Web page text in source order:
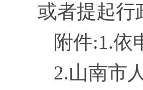
或者提起行
附件:1.依
2.山南市